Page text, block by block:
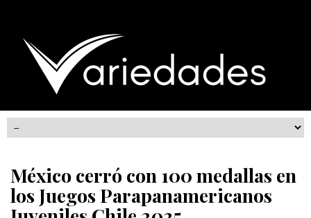
México cerró con 100 medallas en
los Juegos Parapanamericanos